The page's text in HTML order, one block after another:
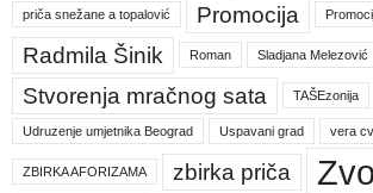
priča snežane a topalović Promocija
Radmila Šinik Roman Sladjana Melezović
Stvorenja mračnog sata TAŠEzonija
Udruzenje umjetnika Beograd Uspavani grad vera
ZBIRKA AFORIZAMA zbirka priča